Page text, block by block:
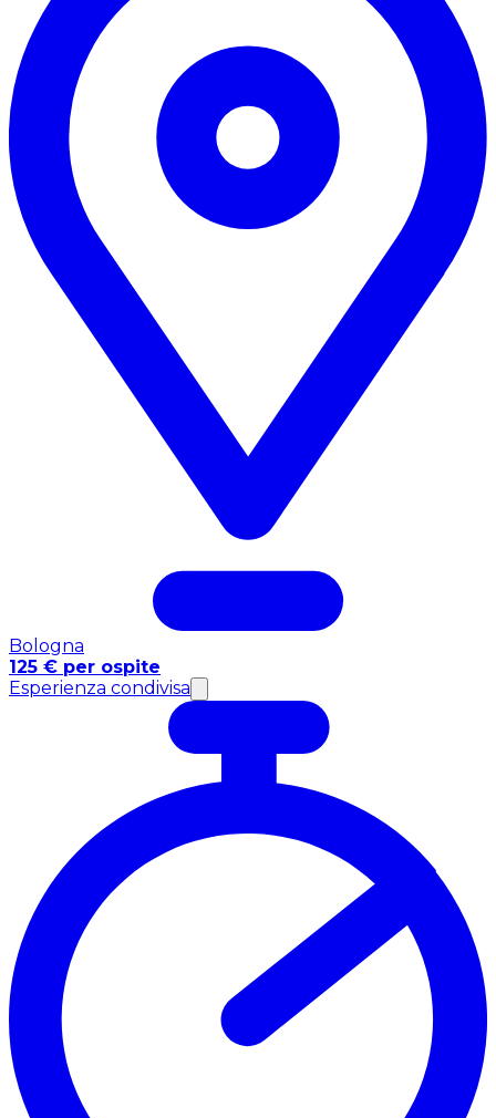
Bologna
125 € per ospite
Esperienza condivisa